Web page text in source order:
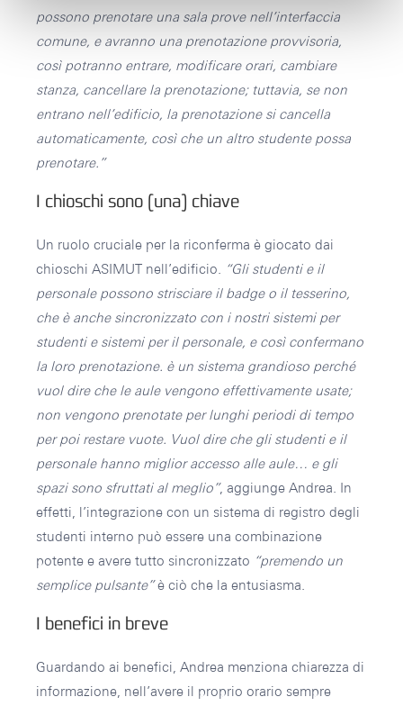
possono prenotare una sala prove nell’interfaccia
comune, e avranno una prenotazione provvisoria,
così potranno entrare, modificare orari, cambiare
stanza, cancellare la prenotazione; tuttavia, se non
entrano nell’edificio, la prenotazione si cancella
automaticamente, così che un altro studente possa
prenotare.”
I chioschi sono (una) chiave
Un ruolo cruciale per la riconferma è giocato dai
chioschi ASIMUT nell’edificio.
“Gli studenti e il
personale possono strisciare il badge o il tesserino,
che è anche sincronizzato con i nostri sistemi per
studenti e sistemi per il personale, e così confermano
la loro prenotazione. è un sistema grandioso perché
vuol dire che le aule vengono effettivamente usate;
non vengono prenotate per lunghi periodi di tempo
per poi restare vuote. Vuol dire che gli studenti e il
personale hanno miglior accesso alle aule… e gli
spazi sono sfruttati al meglio”, aggiunge Andrea. In
effetti, l’integrazione con un sistema di registro degli
studenti interno può essere una combinazione
potente e avere tutto sincronizzato “premendo un
semplice pulsante”è ciò che la entusiasma.
I benefici in breve
Guardando ai benefici, Andrea menziona chiarezza di
informazione, nell’avere il proprio orario sempre